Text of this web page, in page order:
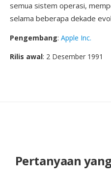
semua sistem operasi,
selama beberapa dekade
Pengembang: Apple Inc.
Rilis awal: 2 Desember 1991
Pertanyaan